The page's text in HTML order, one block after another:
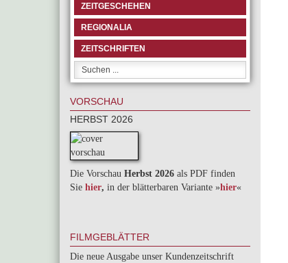
ZEITGESCHEHEN
REGIONALIA
ZEITSCHRIFTEN
VORSCHAU
HERBST 2026
Die Vorschau Herbst 2026 als PDF finden
Sie hier, in der blätterbaren Variante »hier«
FILMGEBLÄTTER
Die neue Ausgabe unser Kundenzeitschrift